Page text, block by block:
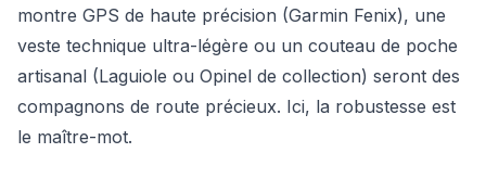
montre GPS de haute précision (Garmin Fenix), une
veste technique ultra-légère ou un couteau de poche
artisanal (Laguiole ou Opinel de collection) seront des
compagnons de route précieux. Ici, la robustesse est
le maître-mot.